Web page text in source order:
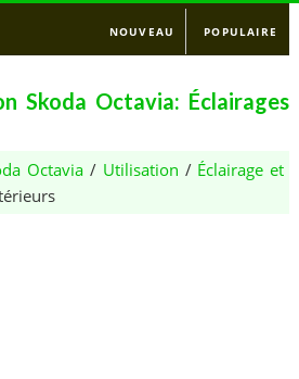
NOUVEAU POPULAIRE
Skoda Octavia: Éclairages
Octavia / Utilisation / Éclairage et